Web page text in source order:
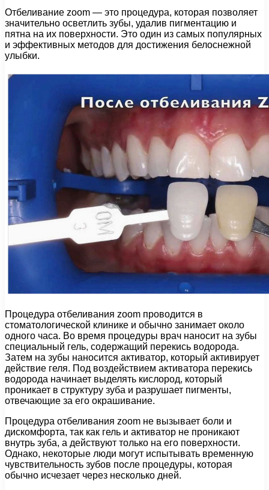
Отбеливание zoom — это процедура, которая позволяет
значительно осветлить зубы, удалив пигментацию и
пятна на их поверхности. Это один из самых популярных
и эффективных методов для достижения белоснежной
улыбки.
Процедура отбеливания zoom проводится в
стоматологической клинике и обычно занимает около
одного часа. Во время процедуры врач наносит на зубы
специальный гель, содержащий перекись водорода.
Затем на зубы наносится активатор, который активирует
действие геля. Под воздействием активатора перекись
водорода начинает выделять кислород, который
проникает в структуру зуба и разрушает пигменты,
отвечающие за его окрашивание.
Процедура отбеливания zoom не вызывает боли и
дискомфорта, так как гель и активатор не проникают
внутрь зуба, а действуют только на его поверхности.
Однако, некоторые люди могут испытывать временную
чувствительность зубов после процедуры, которая
обычно исчезает через несколько дней.